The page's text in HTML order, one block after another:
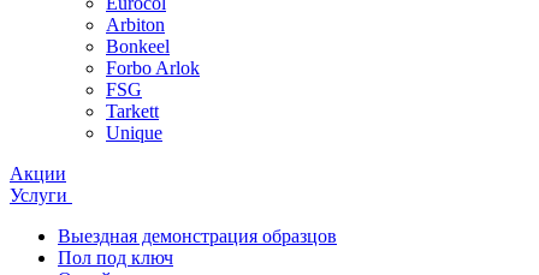
Arbiton
Bonkeel
Forbo Arlok
FSG
Tarkett
Unique
Акции
Услуги
Выездная демонстрация образцов
Пол под ключ